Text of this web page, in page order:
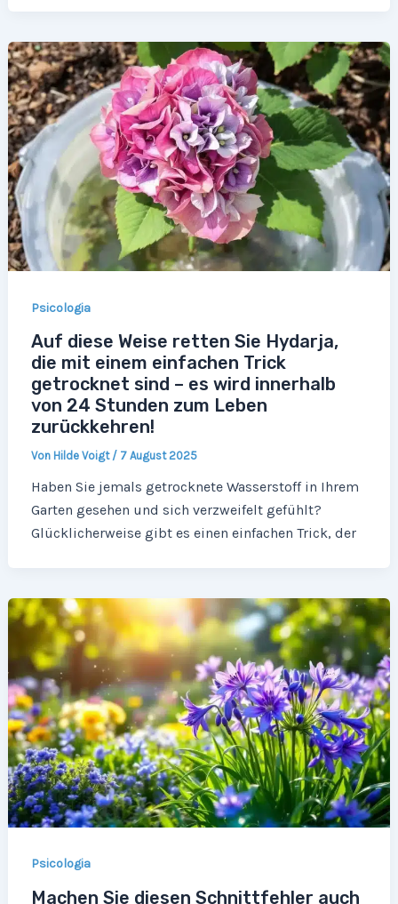
Psicologia
Auf diese Weise retten Sie Hydarja,
die mit einem einfachen Trick
getrocknet sind – es wird innerhalb
von 24 Stunden zum Leben
zurückkehren!
Von Hilde Voigt / 7 August 2025
Haben Sie jemals getrocknete Wasserstoff in Ihrem
Garten gesehen und sich verzweifelt gefühlt?
Glücklicherweise gibt es einen einfachen Trick, der
Psicologia
Machen Sie diesen Schnittfehler auch